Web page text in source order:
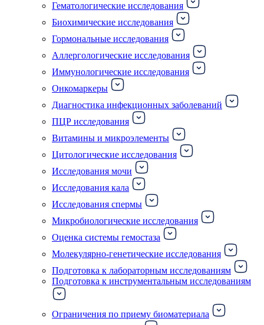
Гематологические исследования
Биохимические исследования
Гормональные исследования
Аллергологические исследования
Иммунологические исследования
Онкомаркеры
Диагностика инфекционных заболеваний
ПЦР исследования
Витамины и микроэлементы
Цитологические исследования
Исследования мочи
Исследования кала
Исследования спермы
Микробиологические исследования
Оценка системы гемостаза
Молекулярно-генетические исследования
Подготовка к лабораторным исследованиям
Подготовка к инструментальным исследованиям
Ограничения по приему биоматериала